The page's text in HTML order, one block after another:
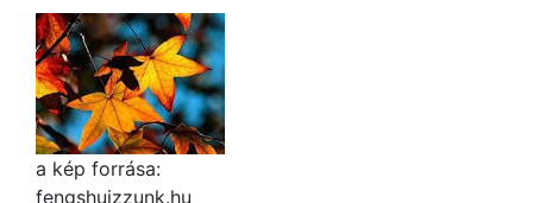
a kép forrása:
fengshuizzunk.hu